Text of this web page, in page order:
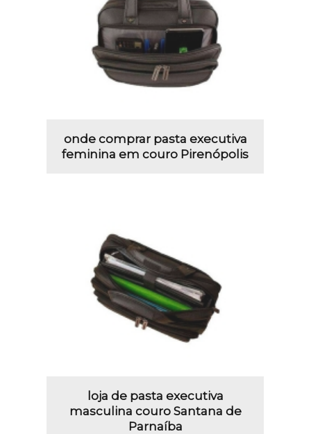
onde comprar pasta executiva
feminina em couro Pirenópolis
loja de pasta executiva
masculina couro Santana de
Parnaíba